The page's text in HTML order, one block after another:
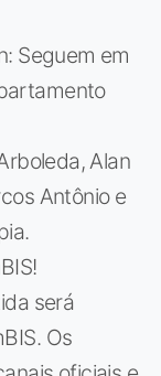
Seguem em
Alan
Antônio e
será
Os